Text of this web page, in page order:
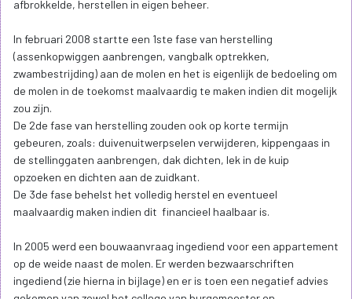
afbrokkelde, herstellen in eigen beheer.
In februari 2008 startte een 1ste fase van herstelling
(assenkopwiggen aanbrengen, vangbalk optrekken,
zwambestrijding) aan de molen en het is eigenlijk de bedoeling om
de molen in de toekomst maalvaardig te maken indien dit mogelijk
zou zijn.
De 2de fase van herstelling zouden ook op korte termijn
gebeuren, zoals: duivenuitwerpselen verwijderen, kippengaas in
de stellinggaten aanbrengen, dak dichten, lek in de kuip
opzoeken en dichten aan de zuidkant.
De 3de fase behelst het volledig herstel en eventueel
maalvaardig maken indien dit financieel haalbaar is.
In 2005 werd een bouwaanvraag ingediend voor een appartement
op de weide naast de molen. Er werden bezwaarschriften
ingediend (zie hierna in bijlage) en er is toen een negatief advies